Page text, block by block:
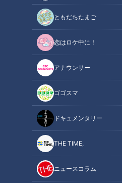
ともだちたまご
恋はロケ中に！
アナウンサー
ゴゴスマ
ドキュメンタリー
THE TIME,
ニュースコラム